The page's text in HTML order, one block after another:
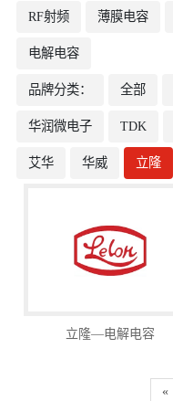
RF射频 薄膜电容
电解电容
品牌分类： 全部
华润微电子 TDK
艾华 华威 立隆
立隆—电解电容
«